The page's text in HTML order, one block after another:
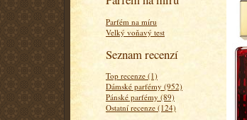
Parfém na míru
Velký voňavý test
Seznam recenzí
Top recenze (1)
Dámské parfémy (952)
Pánské parfémy (89)
Ostatní recenze (124)